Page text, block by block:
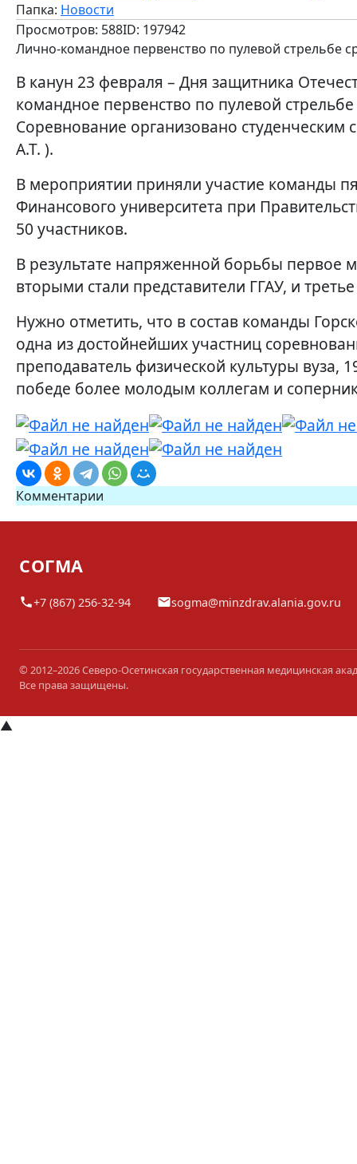
Папка: Новости
Просмотров: 588ID: 197942
Лично-командное первенство по пулевой стрельбе
В канун 23 февраля – Дня защитника
командное первенство по пулевой
Соревнование организовано
А.Т. ).
В мероприятии приняли участие команды
Финансового университета при
50 участников.
В результате напряженной борьбы первое
вторыми стали представители ГГАУ, и
Нужно отметить, что в состав команды
одна из достойнейших участниц
преподаватель физической культуры вуза,
победе более молодым коллегам и
Комментарии
СОГМА
+7 (867) 256-32-94 sogma@minzdrav.alania.gov.ru
© 2012–2026 Северо-Осетинская государственная медицинская
Все права защищены.
▲